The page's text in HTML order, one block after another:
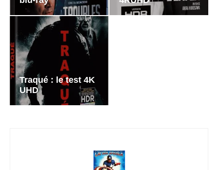
Traqué : le test 4K
UHD